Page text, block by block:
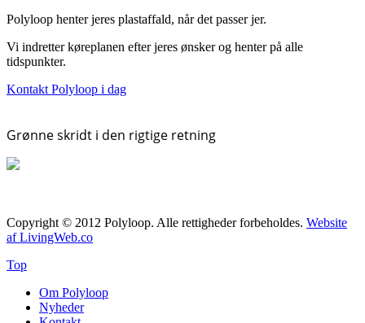
Polyloop henter jeres plastaffald, når det passer jer.
Vi indretter køreplanen efter jeres ønsker og henter på alle
tidspunkter.
Kontakt Polyloop i dag
Grønne skridt i den rigtige retning
Copyright © 2012 Polyloop. Alle rettigheder forbeholdes. Website
af LivingWeb.co
Top
Om Polyloop
Nyheder